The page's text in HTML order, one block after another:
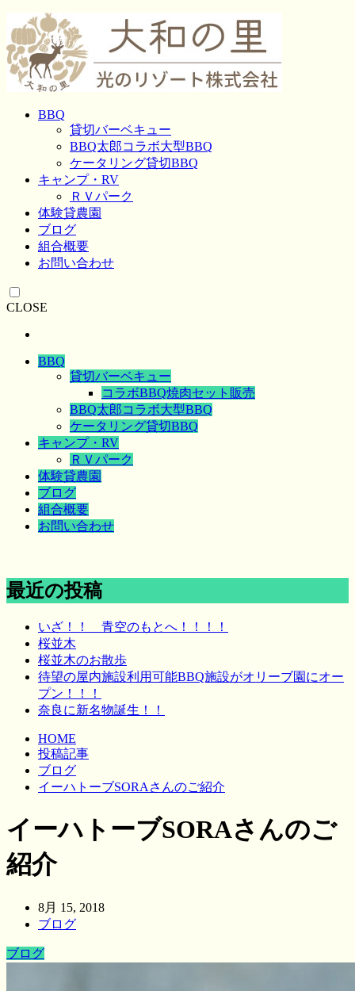
BBQ
貸切バーベキュー
BBQ太郎コラボ大型BBQ
ケータリング貸切BBQ
キャンプ・RV
ＲＶパーク
体験貸農園
ブログ
組合概要
お問い合わせ
CLOSE
BBQ
貸切バーベキュー
コラボBBQ焼肉セット販売
BBQ太郎コラボ大型BBQ
ケータリング貸切BBQ
キャンプ・RV
ＲＶパーク
体験貸農園
ブログ
組合概要
お問い合わせ
最近の投稿
いざ！！ 青空のもとへ！！！！
桜並木
桜並木のお散歩
待望の屋内施設利用可能BBQ施設がオリーブ園にオー
プン！！！
奈良に新名物誕生！！
HOME
投稿記事
ブログ
イーハトーブSORAさんのご紹介
イーハトーブSORAさんのご
紹介
8月 15, 2018
ブログ
ブログ